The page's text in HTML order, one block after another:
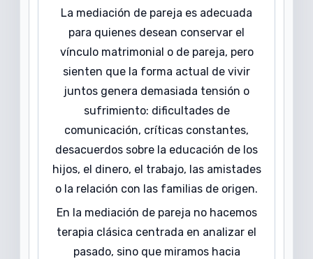
La mediación de pareja es adecuada
para quienes desean conservar el
vínculo matrimonial o de pareja, pero
sienten que la forma actual de vivir
juntos genera demasiada tensión o
sufrimiento: dificultades de
comunicación, críticas constantes,
desacuerdos sobre la educación de los
hijos, el dinero, el trabajo, las amistades
o la relación con las familias de origen.
En la mediación de pareja no hacemos
terapia clásica centrada en analizar el
pasado, sino que miramos hacia